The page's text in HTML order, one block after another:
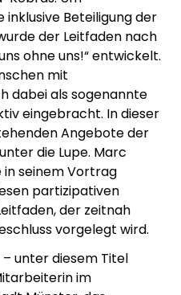
Beteiligung der
der Leitfaden nach
ohne uns!“ entwickelt.
mit
dabei als sogenannte
eingebracht. In dieser
Angebote der
die Lupe. Marc
seinem Vortrag
partizipativen
der zeitnah
vorgelegt wird.
unter diesem Titel
im